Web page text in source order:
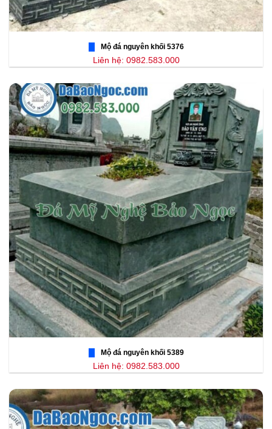
Mộ đá nguyên khối 5376
Liên hệ: 0982.583.000
Mộ đá nguyên khối 5389
Liên hệ: 0982.583.000